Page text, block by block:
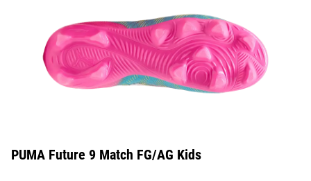
PUMA Future 9 Match FG/AG Kids